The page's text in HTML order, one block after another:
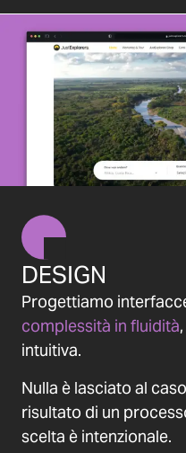
DESIGN
Progettiamo
complessità in fluidità
intuitiva.
Nulla è lasciato al
risultato di un
scelta è intenzionale.